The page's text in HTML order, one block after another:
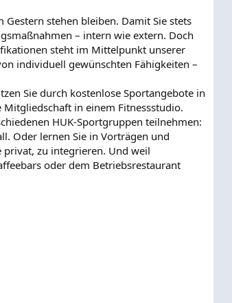
stehen bleiben. Damit Sie stets
– intern wie extern. Doch
steht im Mittelpunkt unserer
individuell gewünschten Fähigkeiten –
Sie durch kostenlose Sportangebote in
in einem Fitnessstudio.
HUK-Sportgruppen teilnehmen:
Oder lernen Sie in Vorträgen und
privat, zu integrieren. Und weil
oder dem Betriebsrestaurant